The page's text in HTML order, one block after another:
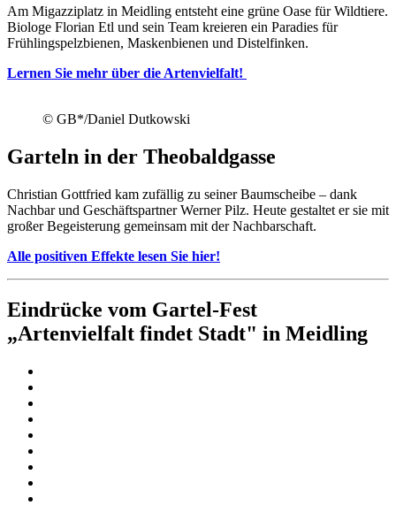
Am Migazziplatz in Meidling entsteht eine grüne Oase für Wildtiere.
Biologe Florian Etl und sein Team kreieren ein Paradies für
Frühlingspelzbienen, Maskenbienen und Distelfinken.
Lernen Sie mehr über die Artenvielfalt!
© GB*/Daniel Dutkowski
Garteln in der Theobaldgasse
Christian Gottfried kam zufällig zu seiner Baumscheibe – dank
Nachbar und Geschäftspartner Werner Pilz. Heute gestaltet er sie mit
großer Begeisterung gemeinsam mit der Nachbarschaft.
Alle positiven Effekte lesen Sie hier!
Eindrücke vom Gartel-Fest
„Artenvielfalt findet Stadt" in Meidling